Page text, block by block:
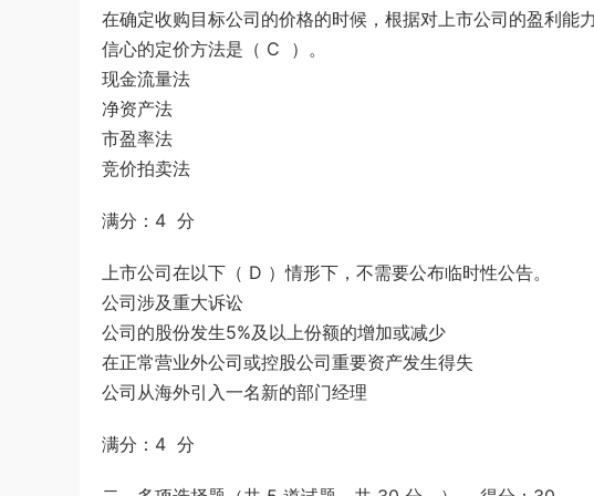
在确定收购目标公司的价格的时候，根据对上市公司的盈利能
信心的定价方法是（ C ）。
现金流量法
净资产法
市盈率法
竞价拍卖法
满分：4 分
上市公司在以下（ D ）情形下，不需要公布临时性公告。
公司涉及重大诉讼
公司的股份发生5%及以上份额的增加或减少
在正常营业外公司或控股公司重要资产发生得失
公司从海外引入一名新的部门经理
满分：4 分